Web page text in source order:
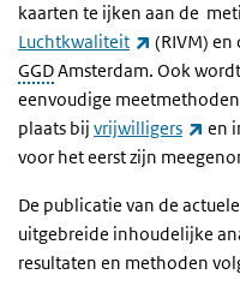
kaarten te ijken aan de
Luchtkwaliteit
(externe
(RIVM)
GGDAmsterdam. Ook
eenvoudige
plaats bij vrijwilligers
en
voor het eerst zijn
De publicatie van de
uitgebreide inhoudelijke
resultaten en methoden